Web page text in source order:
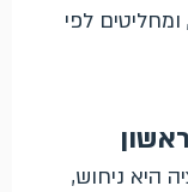
לפי
היא ניחוש,